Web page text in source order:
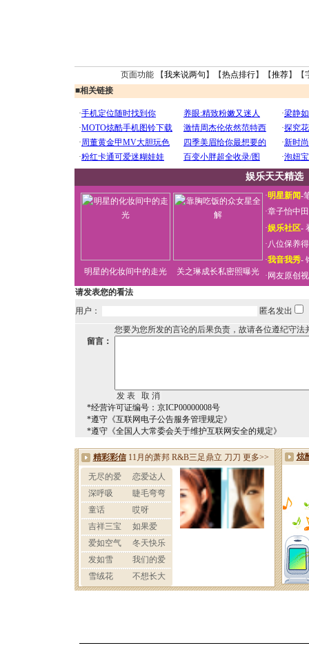
页面功能 【我来说两句 】【热点排行】【推荐】【
■相关链接
娱乐天天精选
明星的化妆间中的走光 关之琳成长私密照曝光
·明星新闻-
·章子怡中
·娱乐社区-
·八位保养
·我音我秀-
· 网友原创
请发表您的看法
用户：
匿名发出
您要为您所发的言论的后果负责，故请各位遵纪守法
留言：
*经营许可证编号：京ICP00000008号
*遵守《互联网电子公告服务管理规定》
*遵守《全国人大常委会关于维护互联网安全的规定》